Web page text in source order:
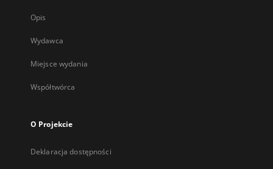
Opis
Wydawca
Miejsce wydania
Współtwórca
O Projekcie
Deklaracja dostępności